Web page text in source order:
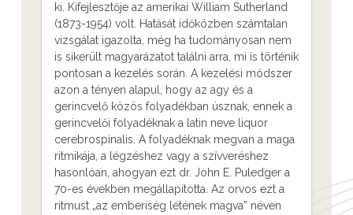
ki. Kifejlesztője az amerikai William Sutherland
(1873-1954) volt. Hatását időközben számtalan
vizsgálat igazolta, még ha tudományosan nem
is sikerült magyarázatot találni arra, mi is történik
pontosan a kezelés során. A kezelési módszer
azon a tényen alapul, hogy az agy és a
gerincvelő közös folyadékban úsznak, ennek a
gerincvelői folyadéknak a latin neve liquor
cerebrospinalis. A folyadéknak megvan a maga
ritmikája, a légzéshez vagy a szívveréshez
hasonlóan, ahogyan ezt dr. John E. Puledger a
70-es években megállapította. Az orvos ezt a
ritmust „az emberiség létének magva” néven